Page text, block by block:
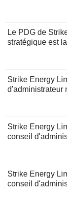
Le PDG de
stratégique est
Strike Energy
d'administrateur
Strike Energy
conseil
Strike Energy
conseil